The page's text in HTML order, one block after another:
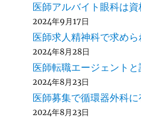
医師アルバイト眼科は
2024年9月17日
医師求人精神科で求め
2024年8月28日
医師転職エージェント
2024年8月23日
医師募集で循環器外科
2024年8月23日